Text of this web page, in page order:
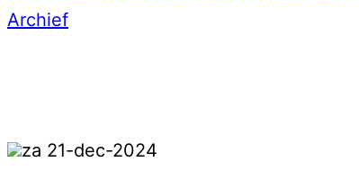
Archief
za 21-dec-2024